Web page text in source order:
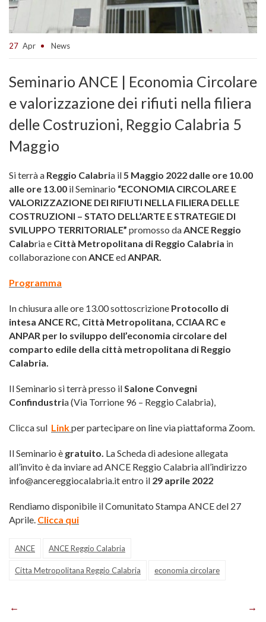
27 Apr News
Seminario ANCE | Economia Circolare
e valorizzazione dei rifiuti nella filiera
delle Costruzioni, Reggio Calabria 5
Maggio
Si terrà a Reggio Calabria il5 Maggio 2022 dalle ore 10.00
alle ore 13.00 il Seminario “ECONOMIA CIRCOLARE E
VALORIZZAZIONE DEI RIFIUTI NELLA FILIERA DELLE
COSTRUZIONI – STATO DELL’ARTE E STRATEGIE DI
SVILUPPO TERRITORIALE” promosso daANCE Reggio
Calabria e Città Metropolitana di Reggio Calabria in
collaborazione conANCEedANPAR.
Programma
In chiusura alle ore 13.00 sottoscrizione Protocollo di
intesa ANCE RC, Città Metropolitana, CCIAA RC e
ANPAR per lo sviluppo dell’economia circolare del
comparto edile della città metropolitana di Reggio
Calabria.
Il Seminario si terrà presso ilSalone Convegni
Confindustria (Via Torrione 96 – Reggio Calabria),
Clicca sul Linkper partecipare on line via piattaforma Zoom.
Il Seminario è gratuito. La Scheda di adesione allegata
all’invito è da inviare ad ANCE Reggio Calabria all’indirizzo
info@ancereggiocalabria.it entro il 29 aprile 2022
Rendiamo disponibile il Comunitato Stampa ANCE del 27
Aprile. Clicca qui
ANCE ANCE Reggio Calabria
Citta Metropolitana Reggio Calabria economia circolare
Navigazione